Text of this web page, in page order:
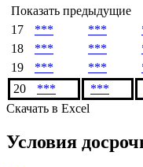
Показать предыдущие
17
*** ***
18
*** ***
19
*** ***
20
*** ***
Скачать в Excel
Условия